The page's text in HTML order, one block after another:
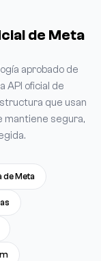
de Meta
aprobado de
API oficial de
que usan
mantiene segura,
Meta